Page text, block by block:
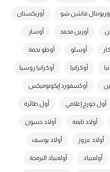
أوريونتال فاشن شو أوزبكستان
أوزين محمد أوسار
أوسلو أوطو نجمة
أوكرانيا أوكرانيا روسيا
أوكسفورد إيكونوميكس
أول خورج إعلامي أول طائرة
أولاد تايمة أولاد حسون
أولاد عزوز أولاد يوسف
أولمبياد أولمبياد البرمجة